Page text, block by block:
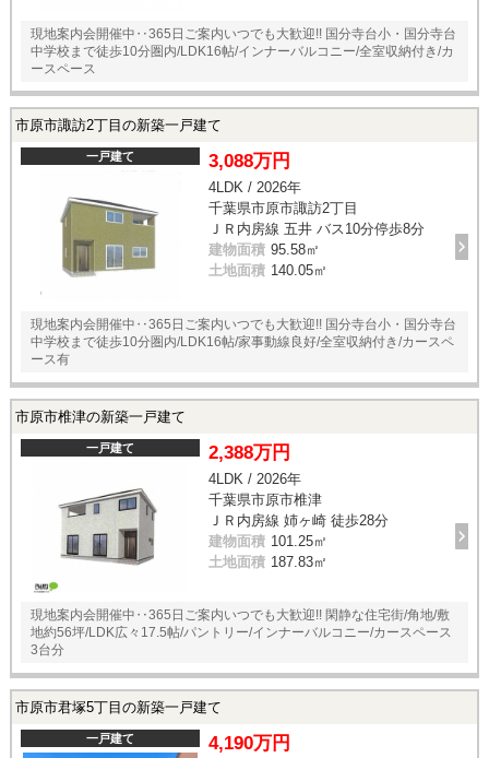
現地案内会開催中‥365日ご案内いつでも大歓迎!! 国分寺台小・国分寺台
中学校まで徒歩10分圏内/LDK16帖/インナーバルコニー/全室収納付き/カ
ースペース
市原市諏訪2丁目の新築一戸建て
一戸建て 3,088万円
4LDK / 2026年
千葉県市原市諏訪2丁目
ＪＲ内房線 五井 バス10分停歩8分
建物面積 95.58㎡
土地面積 140.05㎡
現地案内会開催中‥365日ご案内いつでも大歓迎!! 国分寺台小・国分寺台
中学校まで徒歩10分圏内/LDK16帖/家事動線良好/全室収納付き/カースペ
ース有
市原市椎津の新築一戸建て
一戸建て 2,388万円
4LDK / 2026年
千葉県市原市椎津
ＪＲ内房線 姉ヶ崎 徒歩28分
建物面積 101.25㎡
土地面積 187.83㎡
現地案内会開催中‥365日ご案内いつでも大歓迎!! 閑静な住宅街/角地/敷
地約56坪/LDK広々17.5帖/パントリー/インナーバルコニー/カースペース
3台分
市原市君塚5丁目の新築一戸建て
一戸建て 4,190万円